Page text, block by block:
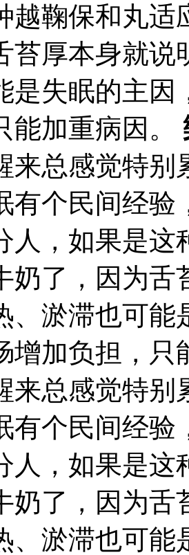
越鞠保和丸适
苔厚本身就
是失眠的主因
能加重病因。
来总感觉特
有个民间经
人，如果是这
奶了，因为舌
、淤滞也可能
增加负担，只
来总感觉特
有个民间经
人，如果是这
奶了，因为舌
、淤滞也可能